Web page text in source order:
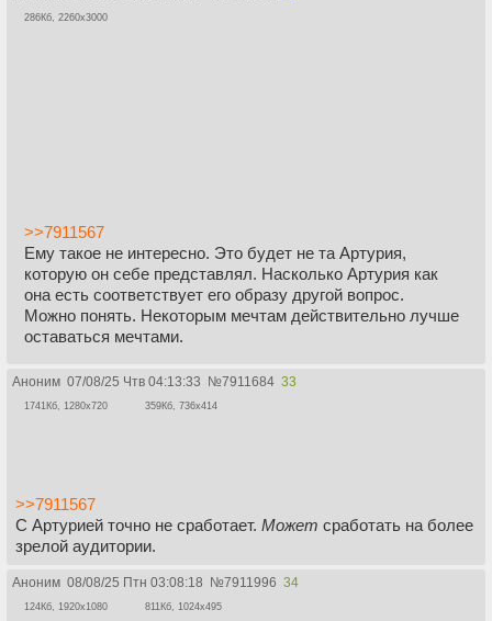
286Кб, 2260x3000
>>7911567
Ему такое не интересно. Это будет не та Артурия,
которую он себе представлял. Насколько Артурия как
она есть соответствует его образу другой вопрос.
Можно понять. Некоторым мечтам действительно лучше
оставаться мечтами.
Аноним 07/08/25 Чтв 04:13:33 №7911684 33
1741Кб, 1280x720 359Кб, 736x414
>>7911567
С Артурией точно не сработает. Может сработать на более
зрелой аудитории.
Аноним 08/08/25 Птн 03:08:18 №7911996 34
124Кб, 1920x1080 811Кб, 1024x495